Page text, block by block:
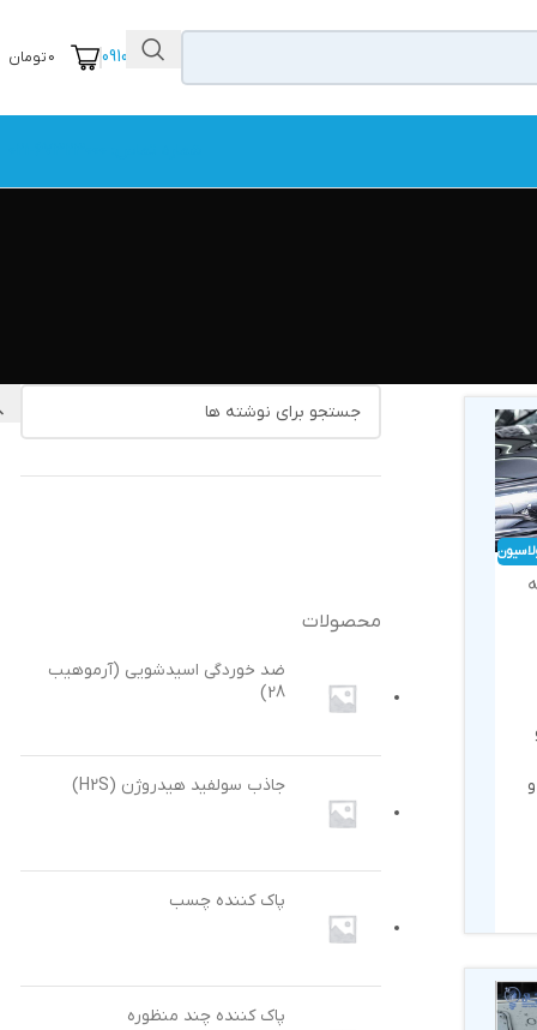
09104111456
0تومان
محصولات
ضد خوردگی اسیدشویی (آرموهیب
28)
جاذب سولفید هیدروژن (H2S)
پاک کننده چسب
پاک کننده چند منظوره